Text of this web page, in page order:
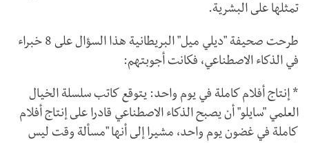
تمثلها على البشرية.
طرحت صحيفة "ديلي ميل" البريطانية هذا السؤال على 8 خبراء
في الذكاء الاصطناعي، فكانت أجوبتهم:
* إنتاج أفلام كاملة في يوم واحد: يتوقع كاتب سلسلة الخيال
العلمي "سايلو" أن يصبح الذكاء الاصطناعي قادرا على إنتاج أفلام
كاملة في غضون يوم واحد، مشيرا إلى أنها "مسألة وقت ليس